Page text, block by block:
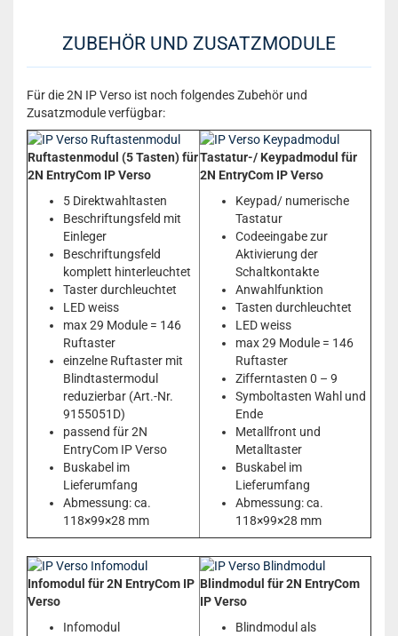
ZUBEHÖR UND ZUSATZMODULE
Für die 2N IP Verso ist noch folgendes Zubehör und
Zusatzmodule verfügbar:
Ruftastenmodul (5 Tasten) für
2N EntryCom IP Verso
5 Direktwahltasten
Beschriftungsfeld mit
Einleger
Beschriftungsfeld
komplett hinterleuchtet
Taster durchleuchtet
LED weiss
max 29 Module = 146
Ruftaster
einzelne Ruftaster mit
Blindtastermodul
reduzierbar (Art.-Nr.
9155051D)
passend für 2N
EntryCom IP Verso
Buskabel im
Lieferumfang
Abmessung: ca.
118×99×28 mm
Tastatur-/ Keypadmodul für
2N EntryCom IP Verso
Keypad/ numerische
Tastatur
Codeeingabe zur
Aktivierung der
Schaltkontakte
Anwahlfunktion
Tasten durchleuchtet
LED weiss
max 29 Module = 146
Ruftaster
Zifferntasten 0 – 9
Symboltasten Wahl und
Ende
Metallfront und
Metalltaster
Buskabel im
Lieferumfang
Abmessung: ca.
118×99×28 mm
Infomodul für 2N EntryCom IP
Verso
Infomodul
Blindmodul für 2N EntryCom
IP Verso
Blindmodul als